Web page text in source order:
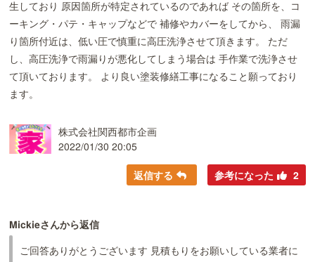
生しており 原因箇所が特定されているのであれば その箇所を、コ
ーキング・パテ・キャップなどで 補修やカバーをしてから、 雨漏
り箇所付近は、低い圧で慎重に高圧洗浄させて頂きます。 ただ
し、高圧洗浄で雨漏りが悪化してしまう場合は 手作業で洗浄させ
て頂いております。 より良い塗装修繕工事になること願っており
ます。
株式会社関西都市企画
2022/01/30 20:05
返信する 参考になった 2
Mickieさんから返信
ご回答ありがとうございます 見積もりをお願いしている業者に